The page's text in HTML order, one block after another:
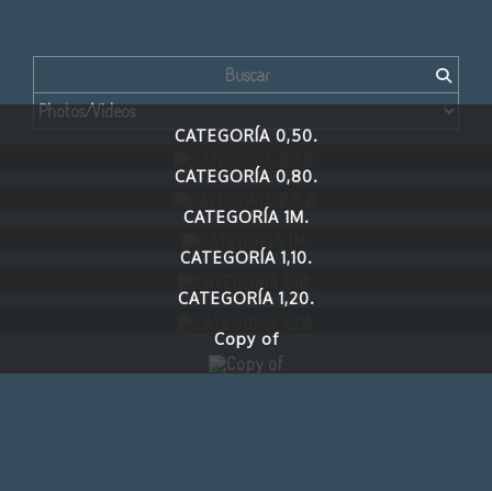
CATEGORÍA 0,50.
CATEGORÍA 0,80.
CATEGORÍA 1M.
CATEGORÍA 1,10.
CATEGORÍA 1,20.
Copy of